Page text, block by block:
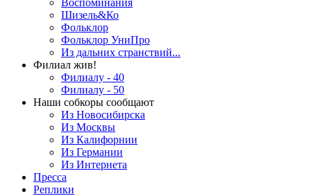
Воспоминания
Шизель&Ко
Фольклор
Фольклор УниПро
Из дальних странствий...
Филиал жив!
Филиалу - 40
Филиалу - 50
Наши собкоры сообщают
Из Новосибирска
Из Москвы
Из Калифорнии
Из Германии
Из Интернета
Пресса
Реплики